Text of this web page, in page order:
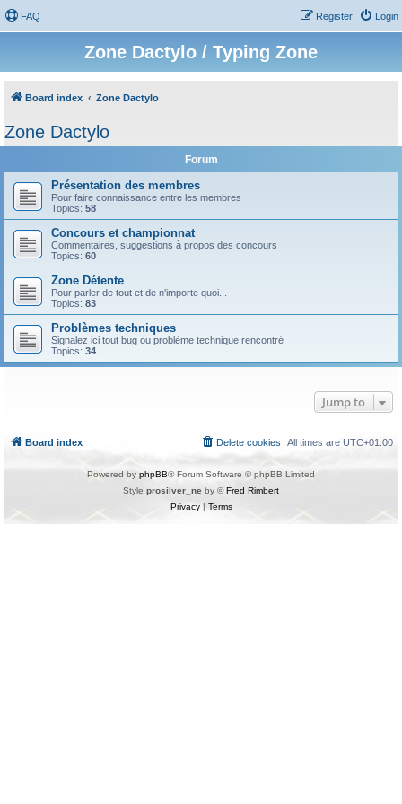
FAQ Login
Register
Zone Dactylo / Typing Zone
Board index Zone Dactylo
Zone Dactylo
Forum
Présentation des membres
Pour faire connaissance entre les membres
Topics: 58
Concours et championnat
Commentaires, suggestions à propos des concours
Topics: 60
Zone Détente
Pour parler de tout et de n'importe quoi...
Topics: 83
Problèmes techniques
Signalez ici tout bug ou problème technique rencontré
Topics: 34
Jump to
Board index All times are UTC+01:00
Delete cookies
Powered by phpBB® Forum Software © phpBB Limited
Style prosilver_ne by ©Fred Rimbert
Privacy| Terms